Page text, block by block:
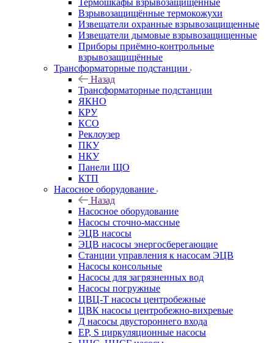
Термошкафы взрывозащищённые
Взрывозащищённые термокожухи
Извещатели охранные взрывозащищенные
Извещатели дымовые взрывозащищенные
Приборы приёмно-контрольные
взрывозащищённые
Трансформаторные подстанции
Назад
Трансформаторные подстанции
ЯКНО
КРУ
КСО
Реклоузер
ПКУ
НКУ
Панели ЩО
КТП
Насосное оборудование
Назад
Насосное оборудование
Насосы сточно-массные
ЭЦВ насосы
ЭЦВ насосы энергосберегающие
Станции управления к насосам ЭЦВ
Насосы консольные
Насосы для загрязненных вод
Насосы погружные
ЦВЦ-Т насосы центробежные
ЦВК насосы центробежно-вихревые
Д насосы двустороннего входа
EP, S циркуляционные насосы